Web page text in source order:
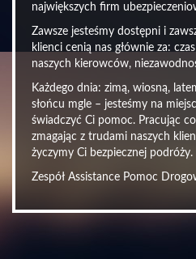
największych firm
Zawsze jesteśmy dostępni i
klienci cenią nas głównie za:
naszych kierowców,
Każdego dnia: zimą, wiosną,
słońcu mgle – jesteśmy na
świadczyć Ci pomoc. Pracując
zmagając z trudami naszych
życzymy Ci bezpiecznej podróży.
Zespół Assistance Pomoc